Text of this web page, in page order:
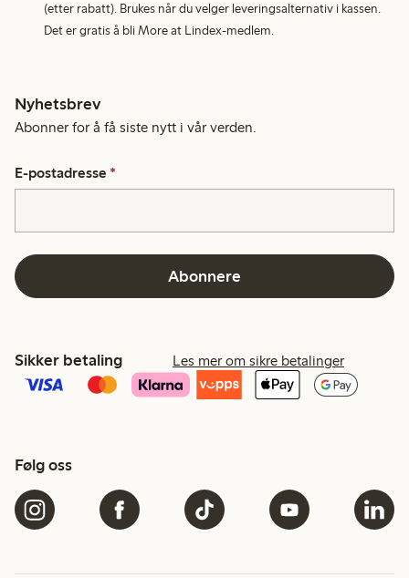
(etter rabatt). Brukes når du velger leveringsalternativ i kassen.
Det er gratis å bli More at Lindex-medlem.
Nyhetsbrev
Abonner for å få siste nytt i vår verden.
E-postadresse *
Abonnere
Sikker betaling Les mer om sikre betalinger
Følg oss